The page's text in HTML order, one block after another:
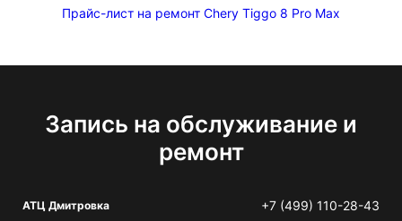
Прайс-лист на ремонт Chery Tiggo 8 Pro Max
Запись на обслуживание и
ремонт
АТЦ Дмитровка +7 (499) 110-28-43